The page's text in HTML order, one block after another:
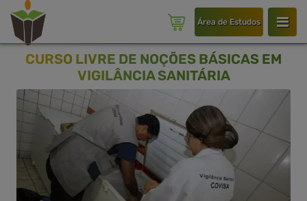
Área de Estudos
CURSO LIVRE DE NOÇÕES BÁSICAS EM
VIGILÂNCIA SANITÁRIA